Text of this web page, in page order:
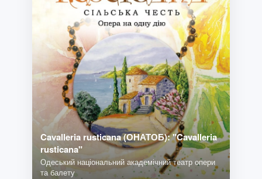
Cavalleria rusticana (ОНАТОБ): "Cavalleria
rusticana"
Одеський національний академічний театр опери
та балету